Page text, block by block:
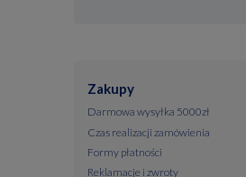
Zakupy
Darmowa wysyłka 5000zł
Czas realizacji zamówienia
Formy płatności
Reklamacje i zwroty